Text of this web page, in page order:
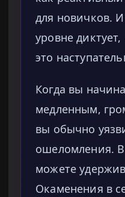
для новичков.
уровне
это
Когда вы
медленным,
вы обычно
ошеломления.
можете
Окаменения в